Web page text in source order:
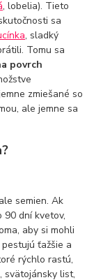
, lobelia). Tieto
sa
, sladký
Tomu sa
povrch
zmiešané so
ale jemne sa
semien. Ak
90 dní kvetov,
aby si mohli
ťažšie a
rýchlo rastú,
svätojánsky list,